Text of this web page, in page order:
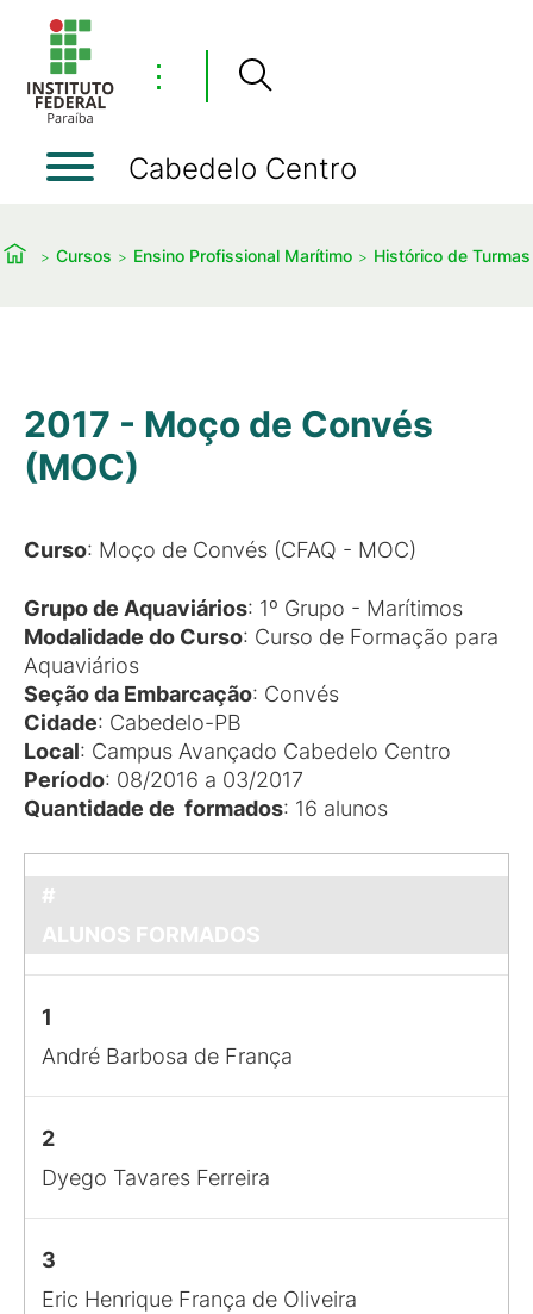
⋮
Cabedelo Centro
Cursos Ensino Profissional Marítimo Histórico de Turmas
2017 - Moço de Convés
(MOC)
Curso: Moço de Convés (CFAQ - MOC)
Grupo de Aquaviários: 1º Grupo - Marítimos
Modalidade do Curso: Curso de Formação para
Aquaviários
Seção da Embarcação: Convés
Cidade: Cabedelo-PB
Local: Campus Avançado Cabedelo Centro
Período: 08/2016 a 03/2017
Quantidade de formados: 16 alunos
#
ALUNOS FORMADOS
1
André Barbosa de França
2
Dyego Tavares Ferreira
3
Eric Henrique França de Oliveira